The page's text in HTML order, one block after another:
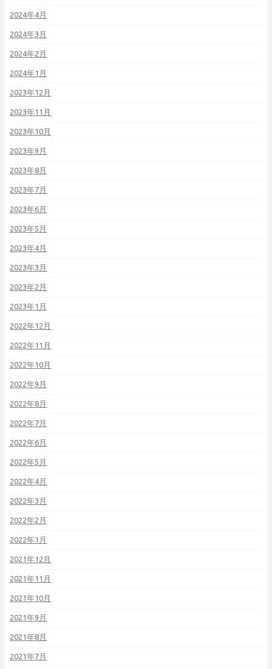
2024年4月
2024年3月
2024年2月
2024年1月
2023年12月
2023年11月
2023年10月
2023年9月
2023年8月
2023年7月
2023年6月
2023年5月
2023年4月
2023年3月
2023年2月
2023年1月
2022年12月
2022年11月
2022年10月
2022年9月
2022年8月
2022年7月
2022年6月
2022年5月
2022年4月
2022年3月
2022年2月
2022年1月
2021年12月
2021年11月
2021年10月
2021年9月
2021年8月
2021年7月